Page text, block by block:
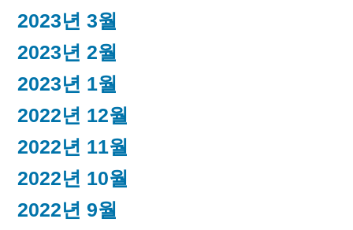
2023년 3월
2023년 2월
2023년 1월
2022년 12월
2022년 11월
2022년 10월
2022년 9월